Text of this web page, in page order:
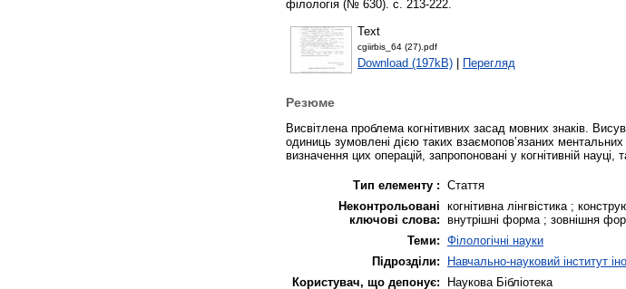
філологія (№ 630). с. 213-222.
Text
cgiirbis_64 (27).pdf
Download (197kB) Перегляд
Резюме
Висвітлена проблема когнітивних засад мовних знаків.
одиниць зумовлені дією таких взаємопов’язаних
визначення цих операцій, запропоновані у когнітивній
Тип елементу : Стаття
Неконтрольовані
ключові слова:
когнітивна лінгвістика ;
внутрішні форма ; зовнішня
Теми: Філологічні науки
Підрозділи:
Навчально-науковий інститут
Користувач, що депонує:
Наукова Бібліотека